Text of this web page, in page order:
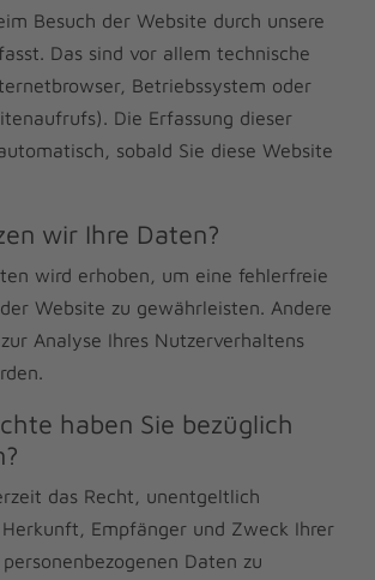
Besuch der Website durch unsere
Das sind vor allem technische
Betriebssystem oder
Die Erfassung dieser
sobald Sie diese Website
wir Ihre Daten?
wird erhoben, um eine fehlerfreie
Website zu gewährleisten. Andere
Analyse Ihres Nutzerverhaltens
haben Sie bezüglich
das Recht, unentgeltlich
Empfänger und Zweck Ihrer
Daten zu